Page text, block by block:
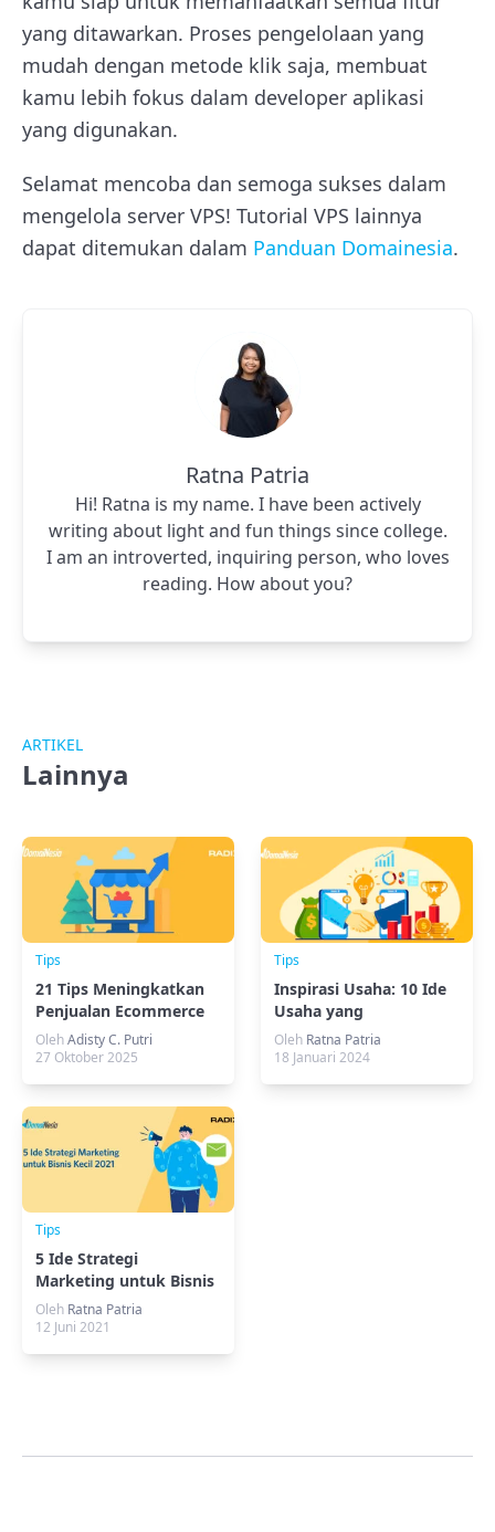
yang ditawarkan. Proses pengelolaan yang
mudah dengan metode klik saja, membuat
kamu lebih fokus dalam developer aplikasi
yang digunakan.
Selamat mencoba dan semoga sukses dalam
mengelola server VPS! Tutorial VPS lainnya
dapat ditemukan dalam Panduan Domainesia.
Ratna Patria
Hi! Ratna is my name. I have been actively
writing about light and fun things since college.
I am an introverted, inquiring person, who loves
reading. How about you?
ARTIKEL
Lainnya
Tips
21 Tips Meningkatkan
Penjualan Ecommerce
di Musim Liburan
OlehAdisty C. Putri
27 Oktober 2025
Tips
Inspirasi Usaha: 10 Ide
Usaha yang
Menjanjikan
Oleh Ratna Patria
18 Januari 2024
Tips
5 Ide Strategi
Marketing untuk Bisnis
Kecil 2021
Oleh Ratna Patria
12 Juni 2021